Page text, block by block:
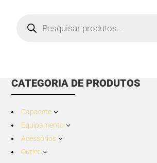
search
CATEGORIA DE PRODUTOS
Capacete 3
Equipamento 3
Acessórios 3
Outlet 3